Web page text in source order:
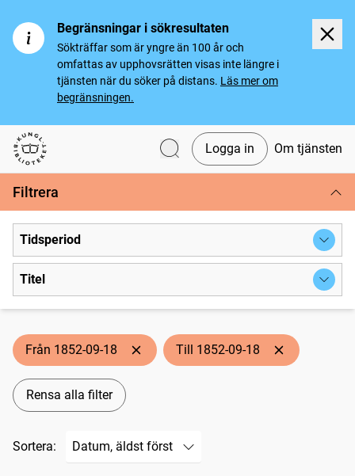
Begränsningar i sökresultaten
Sökträffar som är yngre än 100 år och
omfattas av upphovsrätten visas inte längre i
tjänsten när du söker på distans. Läs mer om
begränsningen.
Svenska tidningar
Logga in Om tjänsten
Filtrera
Tidsperiod
Titel
Från 1852-09-18 Till 1852-09-18
Rensa alla filter
Sortera: